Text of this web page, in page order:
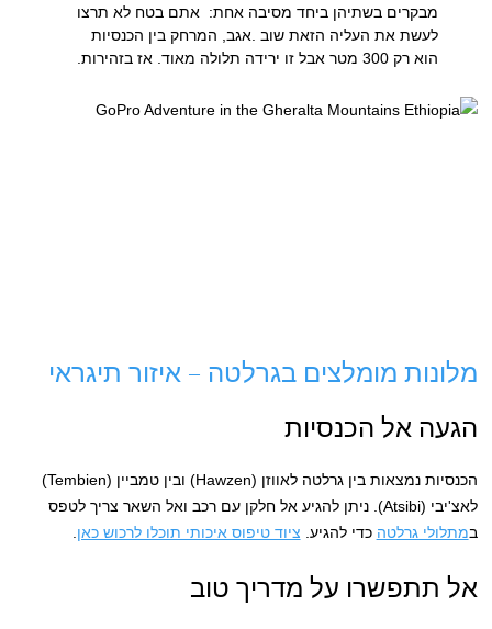
מבקרים בשתיהן ביחד מסיבה אחת: אתם בטח לא תרצו
לעשת את העליה הזאת שוב .אגב, המרחק בין הכנסיות
הוא רק 300 מטר אבל זו ירידה תלולה מאוד. אז בזהירות.
מלונות מומלצים בגרלטה – איזור תיגראי
הגעה אל הכנסיות
הכנסיות נמצאות בין גרלטה לאווזן (Hawzen) ובין טמביין (Tembien)
לאצ'יבי (Atsibi). ניתן להגיע אל חלקן עם רכב ואל השאר צריך לטפס
במתלולי גרלטה כדי להגיע. ציוד טיפוס איכותי תוכלו לרכוש כאן
אל תתפשרו על מדריך טוב